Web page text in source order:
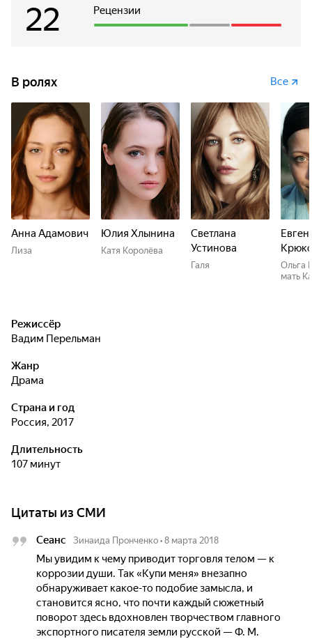
Рецензии
22
В ролях Все
Анна Адамович
Лиза
Юлия Хлынина
Катя Королёва
Светлана
Устинова
Галя
Ольга
мать
Режиссёр
Вадим Перельман
Жанр
драма
Страна и год
Россия, 2017
Длительность
107 минут
Цитаты из СМИ
Сеанс Зинаида Пронченко • 8 марта 2018
Мы увидим к чему приводит торговля телом — к
коррозии души. Так «Купи меня» внезапно
обнаруживает какое-то подобие замысла, и
становится ясно, что почти каждый сюжетный
поворот здесь вдохновлен творчеством главного
экспортного писателя земли русской — Ф. М.